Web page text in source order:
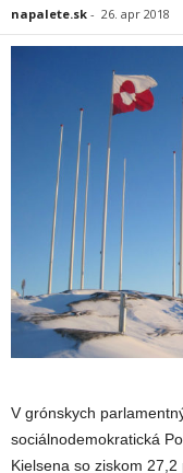
napalete.sk - 26. apr 2018
V grónskych
sociálnodemokratická
Kielsena so ziskom